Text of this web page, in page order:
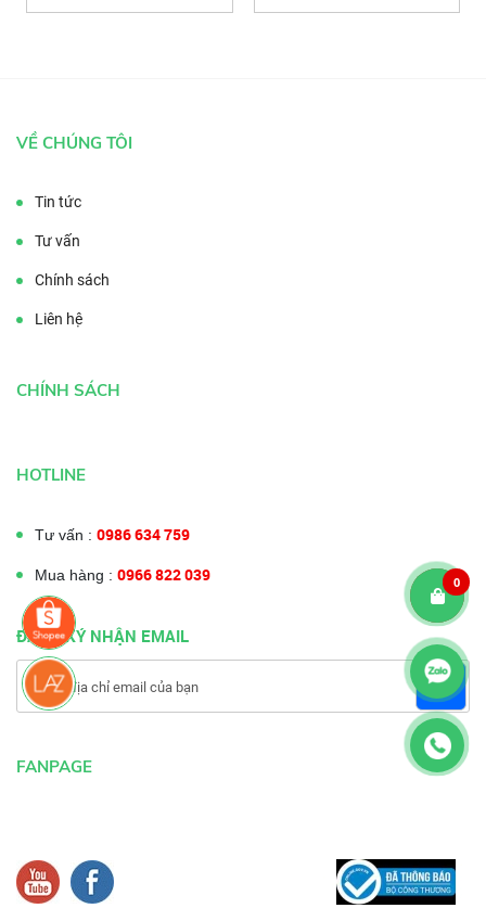
VỀ CHÚNG TÔI
Tin tức
Tư vấn
Chính sách
Liên hệ
CHÍNH SÁCH
HOTLINE
Tư vấn : 0986 634 759
Mua hàng : 0966 822 039
ĐĂNG KÝ NHẬN EMAIL
FANPAGE
0